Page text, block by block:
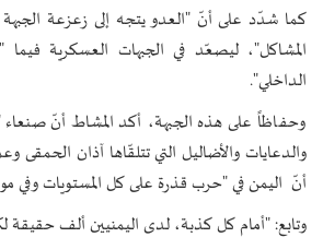
كما شدّد على أنّ "العدو يتجه إلى زعزعة الجبهة
المشاكل"، ليصعّد في الجبهات العسكرية
الداخلي".
وحفاظاً على هذه الجبهة، أكد المشاط أنّ
والدعايات والأضاليل التي تتلقّاها آذان الحمقى
أنّ اليمن في "حرب قذرة على كل المستويات وفي مواجهة
وتابع: "أمام كل كذبة، لدى اليمنيين ألف حقيقة